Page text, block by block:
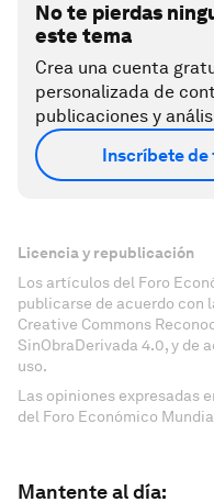
No te pierdas
este tema
Crea una cuenta
personalizada de
publicaciones y
Inscríbete
Licencia y republicación
Los artículos del Foro
publicarse de acuerdo
Creative Commons
SinObraDerivada 4.0, y de
uso.
Las opiniones expresadas
del Foro Económico
Mantente al día: